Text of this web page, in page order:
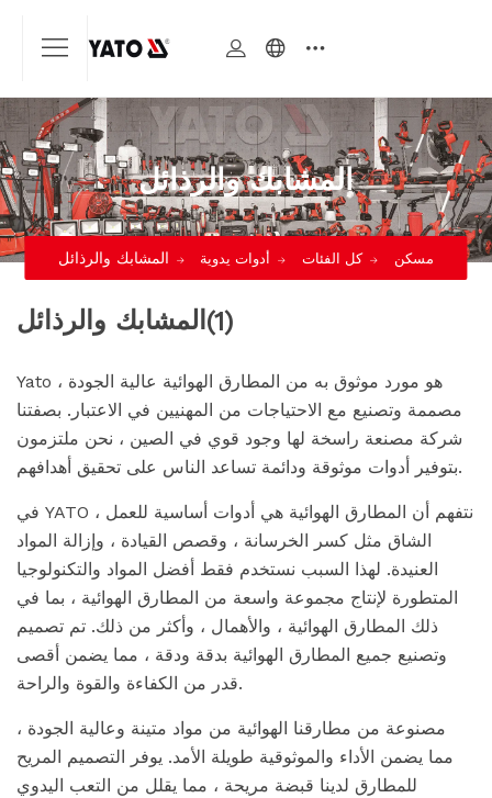
المشابك والرذائل
مسكن كل الفئات أدوات يدوية المشابك والرذائل
المشابك والرذائل (1)
Yato هو مورد موثوق به من المطارق الهوائية عالية الجودة ،
مصممة وتصنيع مع الاحتياجات من المهنيين في الاعتبار. بصفتنا
شركة مصنعة راسخة لها وجود قوي في الصين ، نحن ملتزمون
بتوفير أدوات موثوقة ودائمة تساعد الناس على تحقيق أهدافهم.
في YATO ، نتفهم أن المطارق الهوائية هي أدوات أساسية للعمل
الشاق مثل كسر الخرسانة ، وقصص القيادة ، وإزالة المواد
العنيدة. لهذا السبب نستخدم فقط أفضل المواد والتكنولوجيا
المتطورة لإنتاج مجموعة واسعة من المطارق الهوائية ، بما في
ذلك المطارق الهوائية ، والأهمال ، وأكثر من ذلك. تم تصميم
وتصنيع جميع المطارق الهوائية بدقة ودقة ، مما يضمن أقصى
قدر من الكفاءة والقوة والراحة.
مصنوعة من مطارقنا الهوائية من مواد متينة وعالية الجودة ،
مما يضمن الأداء والموثوقية طويلة الأمد. يوفر التصميم المريح
للمطارق لدينا قبضة مريحة ، مما يقلل من التعب اليدوي